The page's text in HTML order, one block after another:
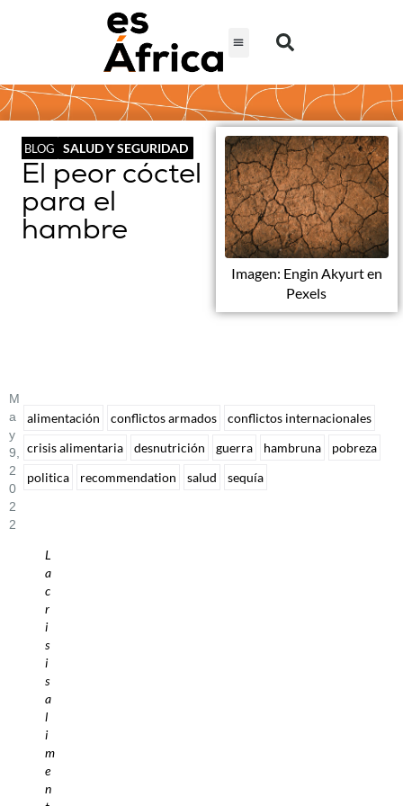
BLOG SALUD Y SEGURIDAD
El peor cóctel
para el
hambre
Imagen: Engin Akyurt en
Pexels
M
A
Y
9,
2
0
2
2
L
a
c
r
i
s
i
s
a
l
i
m
e
n
alimentación conflictos armados
conflictos internacionales
crisis alimentaria
desnutrición guerra hambruna
pobreza
politica
recommendation salud sequía